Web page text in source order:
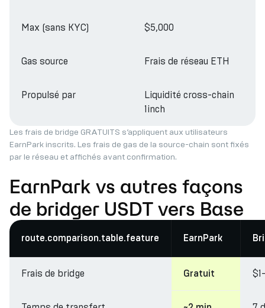
Max (sans KYC) $5,000
Gas source Frais de réseau ETH
Propulsé par
Liquidité cross-chain
1inch
Les frais de bridge GRATUITS s’appliquent aux utilisateurs
EarnPark inscrits. Les frais de gas de la source-chain sont fixés
par le réseau et affichés avant confirmation.
EarnPark vs autres façons
de bridger USDT vers Base
route.comparison.table.feature EarnPark
Frais de bridge Gratuit